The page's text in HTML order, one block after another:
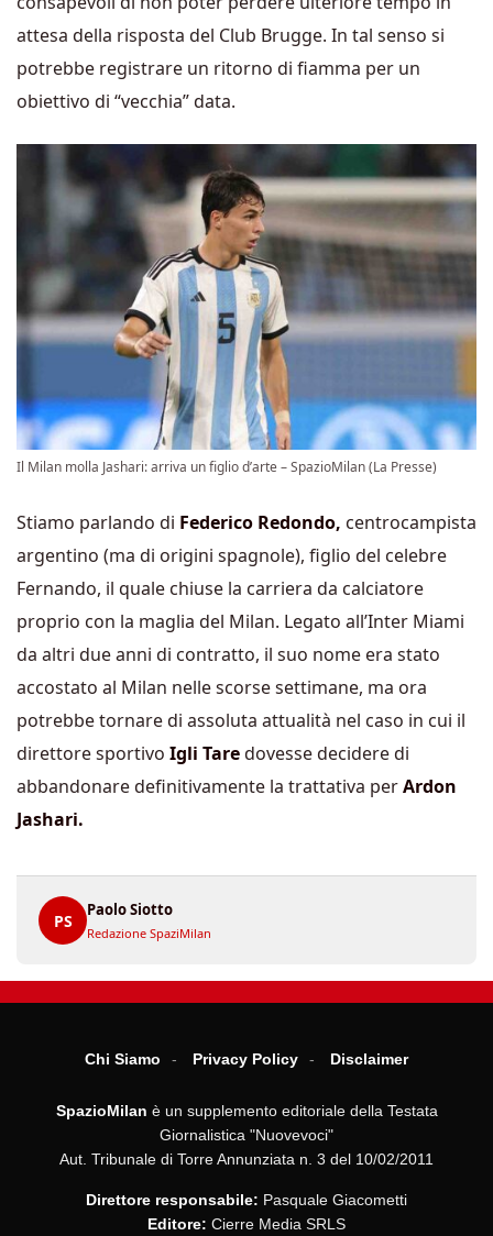
attesa della risposta del Club Brugge. In tal senso si
potrebbe registrare un ritorno di fiamma per un
obiettivo di “vecchia” data.
Il Milan molla Jashari: arriva un figlio d’arte – SpazioMilan (La Presse)
Stiamo parlando di Federico Redondo, centrocampista
argentino (ma di origini spagnole), figlio del celebre
Fernando, il quale chiuse la carriera da calciatore
proprio con la maglia del Milan. Legato all’Inter Miami
da altri due anni di contratto, il suo nome era stato
accostato al Milan nelle scorse settimane, ma ora
potrebbe tornare di assoluta attualità nel caso in cui il
direttore sportivo Igli Taredovesse decidere di
abbandonare definitivamente la trattativa perArdon
Jashari.
PS
Paolo Siotto
Redazione SpaziMilan
Chi Siamo Privacy Policy Disclaimer
SpazioMilan è un supplemento editoriale della Testata
Giornalistica "Nuovevoci"
Aut. Tribunale di Torre Annunziata n. 3 del 10/02/2011
Direttore responsabile: Pasquale Giacometti
Editore: Cierre Media SRLS